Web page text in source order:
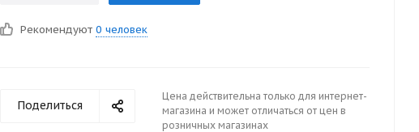
Рекомендуют 0 человек
Поделиться
Цена действительна только для интернет-
магазина и может отличаться от цен в
розничных магазинах